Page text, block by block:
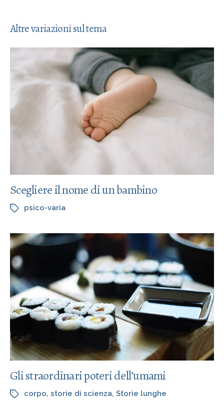
Altre variazioni sul tema
Scegliere il nome di un bambino
psico-varia
Gli straordinari poteri dell’umami
corpo, storie di scienza, Storie lunghe